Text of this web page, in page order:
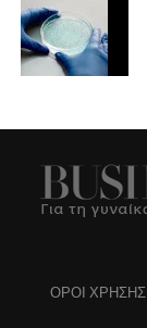
ΌΡΟΙ ΧΡΉΣΗΣ